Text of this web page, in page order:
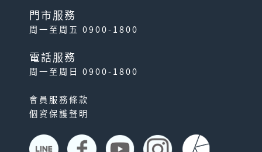
門市服務
周一至周五 0900-1800
電話服務
周一至周日 0900-1800
會員服務條款
個資保護聲明